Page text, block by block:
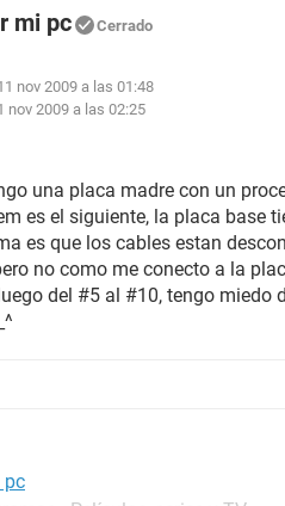
mi pc Cerrado
nov 2009 a las 01:48
nov 2009 a las 02:25
una placa madre con un
es el siguiente, la placa base
es que los cables estan
no como me conecto a la
del #5 al #10, tengo miedo
pc